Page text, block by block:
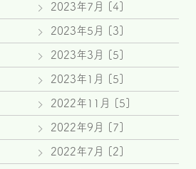
2023年7月 [4]
2023年5月 [3]
2023年3月 [5]
2023年1月 [5]
2022年11月 [5]
2022年9月 [7]
2022年7月 [2]